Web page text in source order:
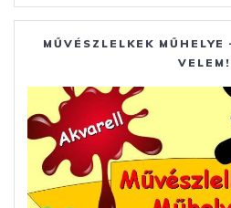
MŰVÉSZLELKEK
VELEM!